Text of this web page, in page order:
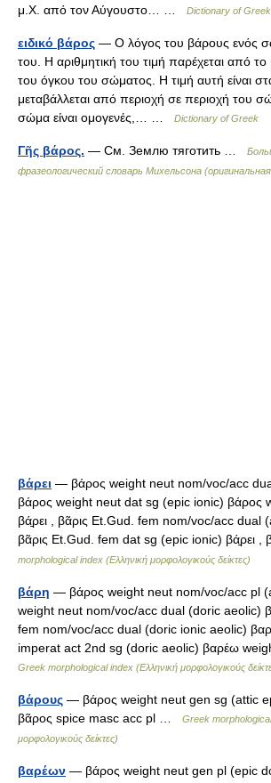
μ.Χ. από τον Αύγουστο… …
Dictionary of Greek
ειδικό βάρος — Ο λόγος του βάρους ενός
του. Η αριθμητική του τιμή παρέχεται από
του όγκου του σώματος. Η τιμή αυτή είναι
μεταβάλλεται από περιοχή σε περιοχή του
σώμα είναι ομογενές,… …
Dictionary of Greek
Γῆς βάρος. — См. Землю тяготить …
фразеологический словарь Михельсона
βάρει — βάρος weight neut nom/voc/acc
βάρος weight neut dat sg (epic ionic) βάρος
βά̱ρει , βᾶρις Et.Gud. fem nom/voc/acc dual
βᾶρις Et.Gud. fem dat sg (epic ionic) βά̱ρει ,
morphological index (Ελληνική μορφολογικούς δείκτες)
βάρη — βάρος weight neut nom/voc/acc pl
weight neut nom/voc/acc dual (doric aeolic)
fem nom/voc/acc dual (doric ionic aeolic)
imperat act 2nd sg (doric aeolic) βαρέω
Greek morphological index (Ελληνική μορφολογικούς
βάρους — βάρος weight neut gen sg (attic
βᾶρος spice masc acc pl …
Greek
μορφολογικούς δείκτες)
βαρέων — βάρος weight neut gen pl (epic